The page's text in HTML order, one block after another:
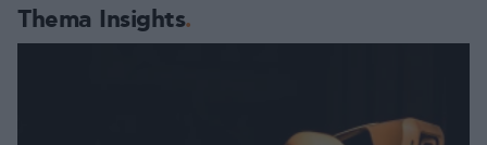
Thema Insights